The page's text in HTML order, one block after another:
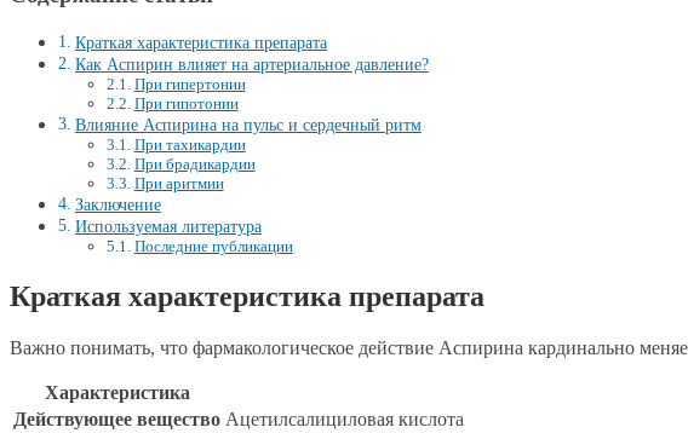
Краткая характеристика препарата
Как Аспирин влияет на артериальное давление?
При гипертонии
При гипотонии
Влияние Аспирина на пульс и сердечный ритм
При тахикардии
При брадикардии
При аритмии
Заключение
Используемая литература
Последние публикации
Краткая характеристика препарата
Важно понимать, что фармакологическое действие Аспирина кардинально
Характеристика
Действующее вещество Ацетилсалициловая кислота